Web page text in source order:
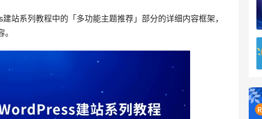
站系列教程中的「多功能主题推荐」部分的详细内容框架，